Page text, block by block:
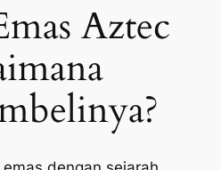
Aztec